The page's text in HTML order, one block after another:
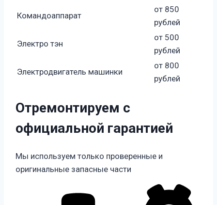
Командоаппарат
от 850
рублей
Электро тэн
от 500
рублей
Электродвигатель машинки
от 800
рублей
Отремонтируем с
официальной гарантией
Мы используем только проверенные и
оригинальные запасные части